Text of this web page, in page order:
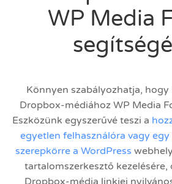
WP Media
Könnyen szabályozhatja, hogy
Dropbox-médiához WP Media
Eszközünk egyszerűvé teszi a
egyetlen felhasználóra vagy
szerepkörre a WordPress
tartalomszerkesztő kezelésére,
Dropbox-média linkjei